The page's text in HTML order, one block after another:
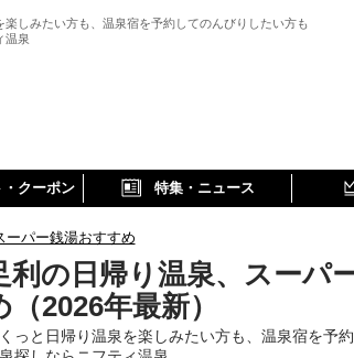
楽しみたい方も、温泉宿を予約してのんびりしたい方も
温泉
クーポン 特集・ニュース
ーパー銭湯おすすめ
利の日帰り温泉、スーパ
（2026年最新）
っと日帰り温泉を楽しみたい方も、温泉宿を予